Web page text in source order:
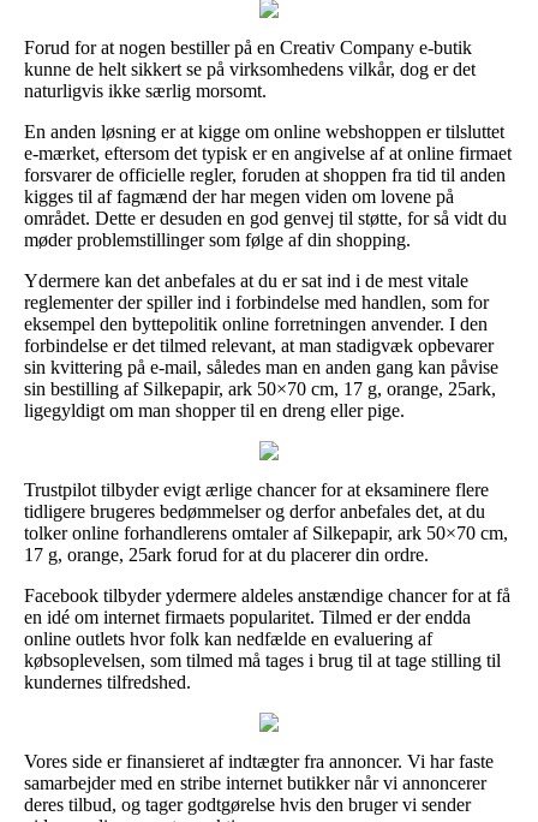
Forud for at nogen bestiller på en Creativ Company e-butik
kunne de helt sikkert se på virksomhedens vilkår, dog er det
naturligvis ikke særlig morsomt.
En anden løsning er at kigge om online webshoppen er tilsluttet
e-mærket, eftersom det typisk er en angivelse af at online firmaet
forsvarer de officielle regler, foruden at shoppen fra tid til anden
kigges til af fagmænd der har megen viden om lovene på
området. Dette er desuden en god genvej til støtte, for så vidt du
møder problemstillinger som følge af din shopping.
Ydermere kan det anbefales at du er sat ind i de mest vitale
reglementer der spiller ind i forbindelse med handlen, som for
eksempel den byttepolitik online forretningen anvender. I den
forbindelse er det tilmed relevant, at man stadigvæk opbevarer
sin kvittering på e-mail, således man en anden gang kan påvise
sin bestilling af Silkepapir, ark 50×70 cm, 17 g, orange, 25ark,
ligegyldigt om man shopper til en dreng eller pige.
Trustpilot tilbyder evigt ærlige chancer for at eksaminere flere
tidligere brugeres bedømmelser og derfor anbefales det, at du
tolker online forhandlerens omtaler af Silkepapir, ark 50×70 cm,
17 g, orange, 25ark forud for at du placerer din ordre.
Facebook tilbyder ydermere aldeles anstændige chancer for at få
en idé om internet firmaets popularitet. Tilmed er der endda
online outlets hvor folk kan nedfælde en evaluering af
købsoplevelsen, som tilmed må tages i brug til at tage stilling til
kundernes tilfredshed.
Vores side er finansieret af indtægter fra annoncer. Vi har faste
samarbejder med en stribe internet butikker når vi annoncerer
deres tilbud, og tager godtgørelse hvis den bruger vi sender